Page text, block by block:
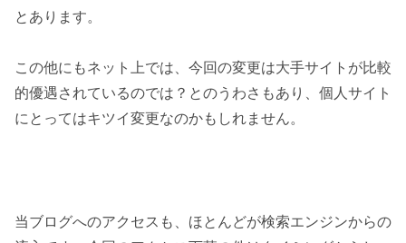
とあります。
この他にもネット上では、今回の変更は大手サイトが比較
的優遇されているのでは？とのうわさもあり、個人サイト
にとってはキツイ変更なのかもしれません。
当ブログへのアクセスも、ほとんどが検索エンジンからの